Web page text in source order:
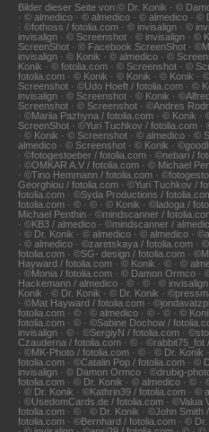
Bilder dieser Seite von:© Dr. Konik · ©
· © almedico · © almedico · © almedico ·
· ©fothoss / fotolia.com · © invisalign · ©
invisalign · © Screenshot · © invisalign · ©
ScreenShot · © Facebook ScreenShot ·
invisalign · © Konik · © almedico · ©
Konik · © fotolia.com · © Screenshot · ©
fotolia.com · © Konik · © Konik · © Konik ·
Screenshot · ©Udo Hoeft / fotolia.com · ©
invisalign · © Screenshot · © Konik ·
Screenshot · © Screenshot · ©Andres
· ©Mariia Pazhyna / fotolia.com · © Konik
ScreenShot · ©Yuri Tuchkov / fotolia.com
· © Konik · © Screenshot · © almedico · ©
almedico · © Screenshot · © Konik ·
· ©fotogestoeber / fotolia.com · ©nebari /
· ©OMKAR A.V / fotolia.com · © Michael
· ©Tino Hemmann / fotolia.com ·
Georghiou / fotolia.com · ©Yuri Tuchkov /
fotolia.com · ©Syda Productions /
fotolia.com · © · © · © Konik · ©ladoga /
Michael Penthin · ©mindscanner /
· ©KB3 / almedico · ©mindscanner /
· © Dr. Konik · © almedico · © almedico ·
· © almedico · ©zaretskaya / fotolia.com ·
fotolia.com · ©SG- design / fotolia.com ·
Hayward / fotolia.com · © Konik · © · ©
· ©Monia / fotolia.com · © Damon Ormco
Hackemann / almedico · © · © · ©
Konik · © Dr. Konik · © Dr. Konik ·
· ©Mat Hayward / fotolia.com ·
fotolia.com · © · © almedico · © · © · ©
fotolia.com · © · ©Sabine Dochow /
invisalign · © · ©SergiyN / fotolia.com ·
Czauderna / fotolia.com · © · ©rabbit75_fot
· ©MK-Photo / fotolia.com · © · © Dr. Konik
fotolia.com · ©Catalin Pop / fotolia.com · ©
invisalign · © Damon Ormco · ©drubig-
fotolia.com · © Dr. Konik · © almedico · ©
· © Dr. Konik · ©Kathrin39 / fotolia.com · ©
· ©UsedomCards.de / fotolia.com · ©Valua
fotolia.com · © · © Dr. Konik · ©John Smith
fotolia.com · ©Bernhard / fotolia.com · ©